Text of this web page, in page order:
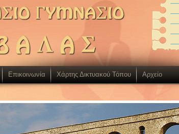
Επικοινωνία Χάρτης Δικτυακού Τόπου Aρχείο